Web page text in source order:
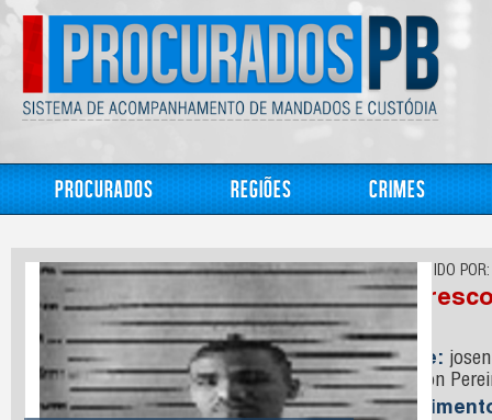
Procurados Regiões Crimes
CONHECIDO POR:
Nome:
Ewerton